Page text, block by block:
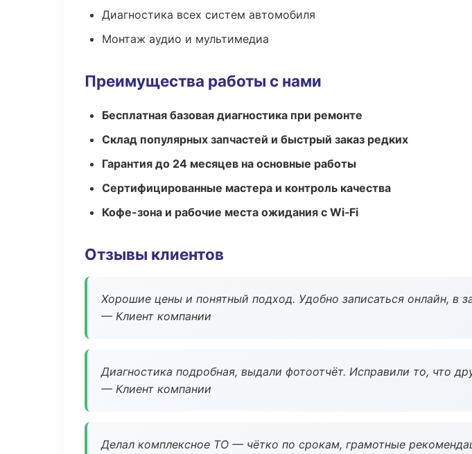
Диагностика всех систем автомобиля
Монтаж аудио и мультимедиа
Преимущества работы с нами
Бесплатная базовая диагностика при ремонте
Склад популярных запчастей и быстрый заказ редких
Гарантия до 24 месяцев на основные работы
Сертифицированные мастера и контроль качества
Кофе-зона и рабочие места ожидания с Wi‑Fi
Отзывы клиентов
Хорошие цены и понятный подход. Удобно записаться онлайн, в
— Клиент компании
Диагностика подробная, выдали фотоотчёт. Исправили то, что
— Клиент компании
Делал комплексное ТО — чётко по срокам, грамотные